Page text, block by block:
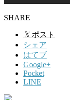
SHARE
𝕏 ポスト
シェア
はてブ
Google+
Pocket
LINE